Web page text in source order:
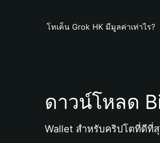
โทเค็น Grok HK มีมูลค่าเท่าไร?
ดาวน์โหลด
Wallet สำหรับคริปโตที่ดีที่